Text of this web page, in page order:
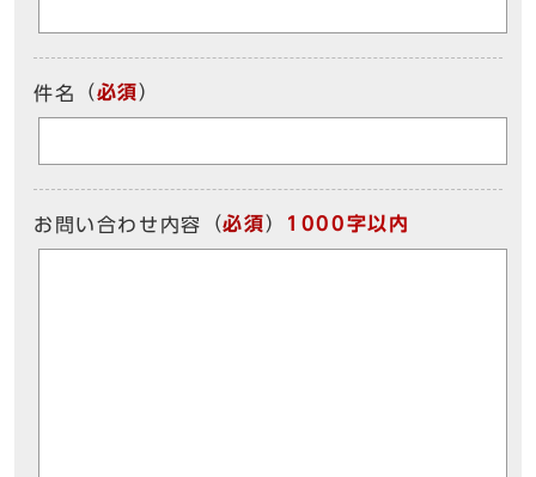
件名 （必須）
お問い合わせ内容 （必須） 1000字以内